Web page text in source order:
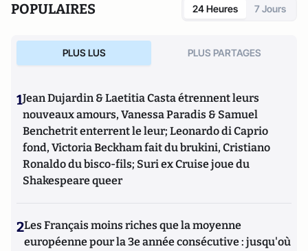
POPULAIRES 24 Heures 7 Jours
PLUS LUS PLUS PARTAGES
1Jean Dujardin & Laetitia Casta étrennent leurs
nouveaux amours, Vanessa Paradis & Samuel
Benchetrit enterrent le leur; Leonardo di Caprio
fond, Victoria Beckham fait du brukini, Cristiano
Ronaldo du bisco-fils; Suri ex Cruise joue du
Shakespeare queer
2Les Français moins riches que la moyenne
européenne pour la 3e année consécutive : jusqu'où